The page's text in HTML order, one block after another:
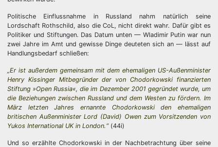
Politische Einflussnahme in Russland nahm natürlich seine
Lordschaft Rothschild, also die CoL, nicht direkt wahr. Dafür gibt es
Politiker und Stiftungen. Das Datum unten — Wladimir Putin war nun
zwei Jahre im Amt und gewisse Dinge deuteten sich an — lässt auf
Handlungsbedarf schließen:
„Er ist außerdem gemeinsam mit dem ehemaligen US-Außenminister
Henry Kissinger Mitbegründer der von Chodorkowski finanzierten
Stiftung »Open Russia«, die im Dezember 2001 gegründet wurde, um
die Beziehungen zwischen Russland und dem Westen zu fördern. Im
März letzten Jahres ernannte Chodorkowski den ehemaligen
britischen Außenminister Lord (David) Owen zum Vorsitzenden von
Yukos International UK in London.“(44i)
Und so erzählte Chodorkowski in der Nachbetrachtung über seine